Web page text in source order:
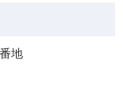
地